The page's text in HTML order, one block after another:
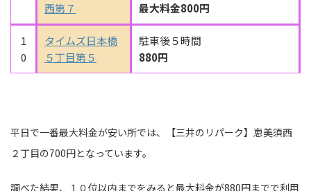
西第７
最大料金800円
1
0
タイムズ日本橋
５丁目第５
駐車後５時間
880円
平日で一番最大料金が安い所では、【三井のリパーク】恵美須西
２丁目の700円となっています。
調べた結果、１０位以内までをみると最大料金が880円までで利用